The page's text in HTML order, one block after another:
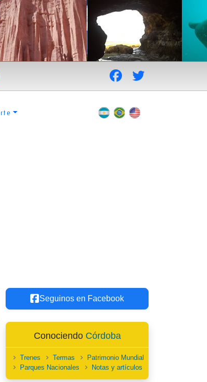
Seguinos en Facebook
Conociendo Córdoba
Trenes Termas
Patrimonio Mundial
Parques Nacionales
Notas y artículos